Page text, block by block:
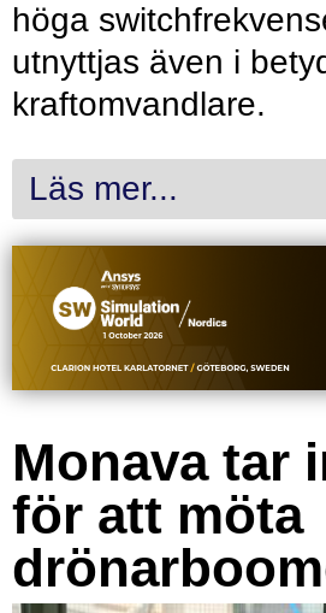
höga
utnyttjas även i
kraftomvandlare.
Läs mer...
Monava tar
för att möta